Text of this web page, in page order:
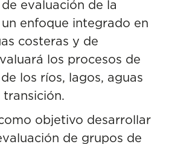
evaluación de la
enfoque integrado en
costeras y de
los procesos de
los ríos, lagos, aguas
objetivo desarrollar
de grupos de